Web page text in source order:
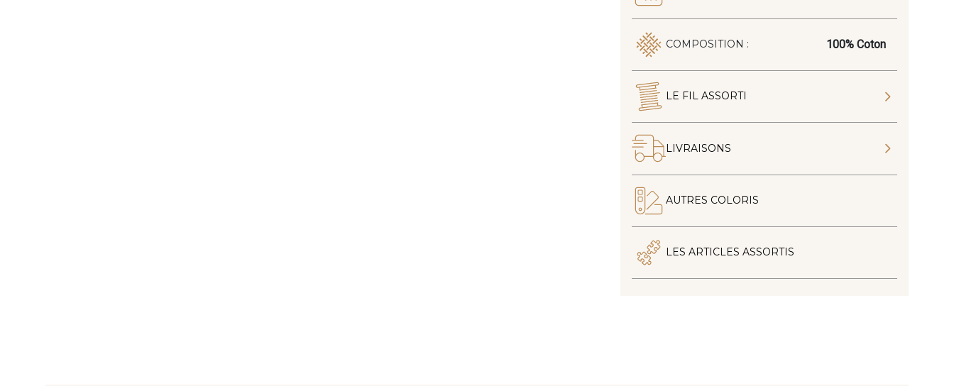
COMPOSITION : 100% Coton
LE FIL ASSORTI
LIVRAISONS
AUTRES COLORIS
LES ARTICLES ASSORTIS